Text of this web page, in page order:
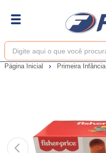
Página Inicial Primeira Infância